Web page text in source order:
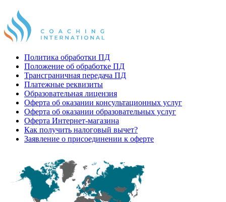
Политика обработки ПД
Положение об обработке ПД
Трансграничная передача ПД
Платежные реквизиты
Образовательная лицензия
Оферта об оказании консультационных услуг
Оферта об оказании образовательных услуг
Оферта Интернет-магазина
Как получить налоговый вычет?
Заявление о присоединении к оферте